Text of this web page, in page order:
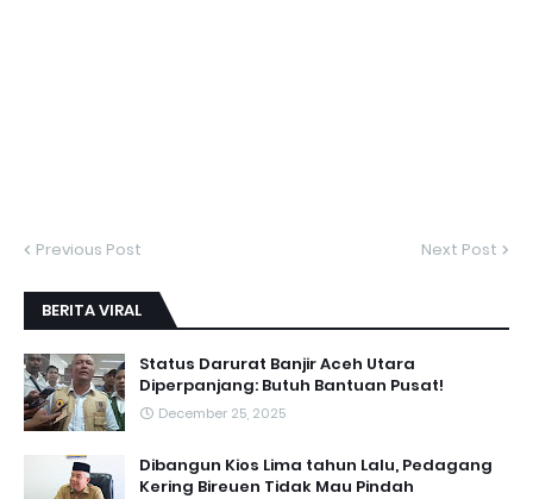
Previous Post Next Post
BERITA VIRAL
Status Darurat Banjir Aceh Utara
Diperpanjang: Butuh Bantuan Pusat!
December 25, 2025
Dibangun Kios Lima tahun Lalu, Pedagang
Kering Bireuen Tidak Mau Pindah